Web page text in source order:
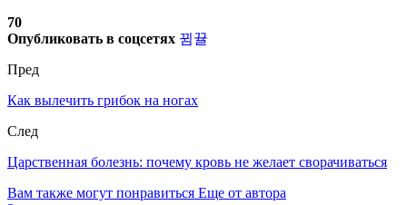
70
Опубликовать в соцсетях
Пред
Как вылечить грибок на ногах
След
Царственная болезнь: почему кровь не желает сворачиваться
Вам также могут понравиться Еще от автора